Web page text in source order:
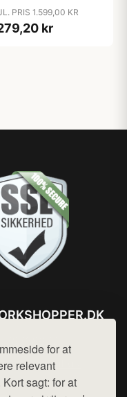
for at
relevant
sagt: for at
PRIS 1.599,00 KR
kr
hej@want.dk
og privatlivspolitik